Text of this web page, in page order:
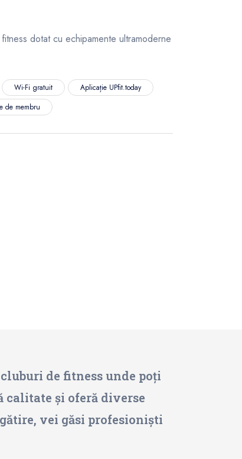
dotat cu echipamente ultramoderne
Wi-Fi gratuit
Aplicație UPfit.today
de membru
de fitness unde poți
calitate și oferă diverse
vei găsi profesioniști